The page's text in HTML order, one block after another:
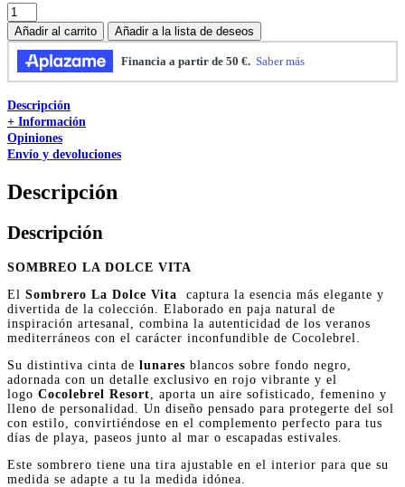
Sombrero
La
Dolce
Vita
cantidad
Añadir al carrito Añadir a la lista de deseos
Descripción
+ Información
Opiniones
Envío y devoluciones
Descripción
Descripción
SOMBREO LA DOLCE VITA
El Sombrero La Dolce Vita
captura la esencia más elegante y
divertida de la colección
. Elaborado en paja natural de
inspiración artesanal, combina la autenticidad de los veranos
mediterráneos con el carácter inconfundible de Cocolebrel.
Su distintiva cinta de lunares blancos sobre fondo negro,
adornada con un detalle exclusivo en rojo vibrante y el
logo Cocolebrel Resort , aporta un aire sofisticado, femenino y
lleno de personalidad. Un diseño pensado para protegerte del sol
con estilo, convirtiéndose en el complemento perfecto para tus
días de playa, paseos junto al mar o escapadas estivales.
Este sombrero tiene una tira ajustable en el interior para que su
medida se adapte a tu la medida idónea.